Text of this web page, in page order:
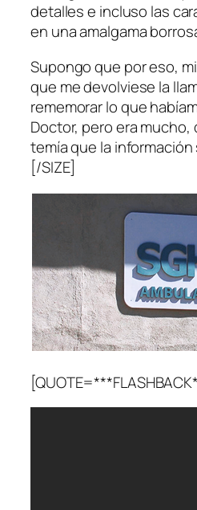
detalles e incluso las
en una amalgama
Supongo que por eso,
que me devolviese la
rememorar lo que
Doctor, pero era mucho,
temía que la información
[/SIZE]